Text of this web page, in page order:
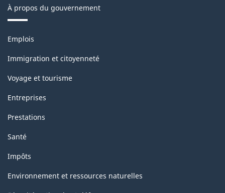
À propos du gouvernement
Thèmes
sujets
Emplois
Immigration et citoyenneté
Voyage et tourisme
Entreprises
Prestations
Santé
Impôts
Environnement et ressources naturelles